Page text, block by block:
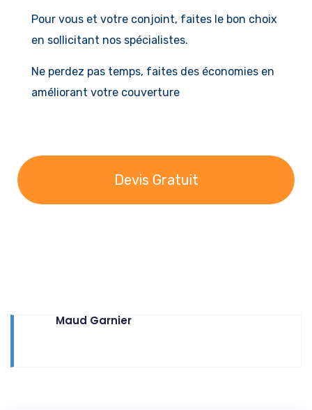
Pour vous et votre conjoint, faites le bon choix
en sollicitant nos spécialistes.
Ne perdez pas temps, faites des économies en
améliorant votre couverture
Devis Gratuit
Maud Garnier